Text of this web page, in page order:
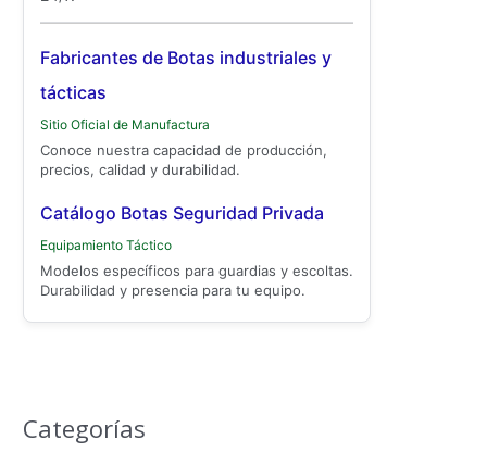
Fabricantes de Botas industriales y
tácticas
Sitio Oficial de Manufactura
Conoce nuestra capacidad de producción,
precios, calidad y durabilidad.
Catálogo Botas Seguridad Privada
Equipamiento Táctico
Modelos específicos para guardias y escoltas.
Durabilidad y presencia para tu equipo.
Categorías